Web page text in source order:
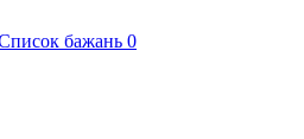
0